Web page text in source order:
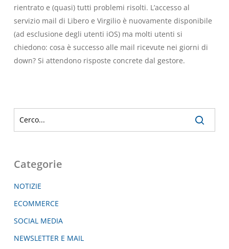
rientrato e (quasi) tutti problemi risolti. L’accesso al
servizio mail di Libero e Virgilio è nuovamente disponibile
(ad esclusione degli utenti iOS) ma molti utenti si
chiedono: cosa è successo alle mail ricevute nei giorni di
down? Si attendono risposte concrete dal gestore.
Categorie
NOTIZIE
ECOMMERCE
SOCIAL MEDIA
NEWSLETTER E MAIL